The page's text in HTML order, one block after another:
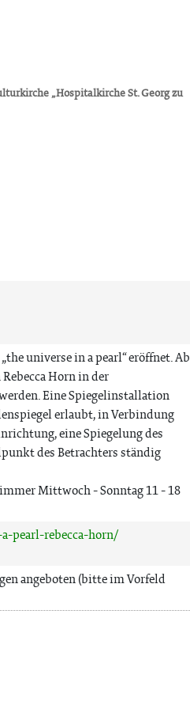
„Hospitalkirche St. Georg zu
universe in a pearl“ eröffnet. Ab
Horn in der
Eine Spiegelinstallation
erlaubt, in Verbindung
eine Spiegelung des
des Betrachters ständig
Mittwoch - Sonntag 11 - 18
pearl-rebecca-horn/
angeboten (bitte im Vorfeld